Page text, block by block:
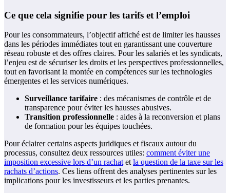
Ce que cela signifie pour les tarifs et l’emploi
Pour les consommateurs, l’objectif affiché est de limiter les hausses
dans les périodes immédiates tout en garantissant une couverture
réseau robuste et des offres claires. Pour les salariés et les syndicats,
l’enjeu est de sécuriser les droits et les perspectives professionnelles,
tout en favorisant la montée en compétences sur les technologies
émergentes et les services numériques.
Surveillance tarifaire : des mécanismes de contrôle et de
transparence pour éviter les hausses abusives.
Transition professionnelle : aides à la reconversion et plans
de formation pour les équipes touchées.
Pour éclairer certains aspects juridiques et fiscaux autour du
processus, consultez deux ressources utiles: comment éviter une
imposition excessive lors d’un rachat et la question de la taxe sur les
rachats d’actions. Ces liens offrent des analyses pertinentes sur les
implications pour les investisseurs et les parties prenantes.